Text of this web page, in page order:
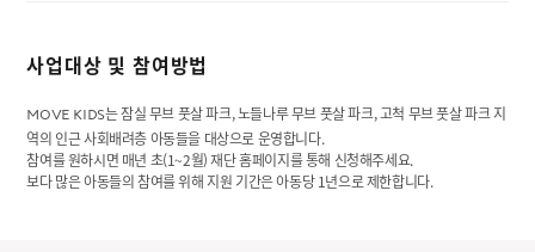
사업대상 및 참여방법
MOVE KIDS는 잠실 무브 풋살 파크, 노들나루 무브 풋살 파크, 고척 무브 풋살 파크 지
역의 인근 사회배려층 아동들을 대상으로 운영합니다.
참여를 원하시면 매년 초(1~2월) 재단 홈페이지를 통해 신청해주세요.
보다 많은 아동들의 참여를 위해 지원 기간은 아동당 1년으로 제한합니다.